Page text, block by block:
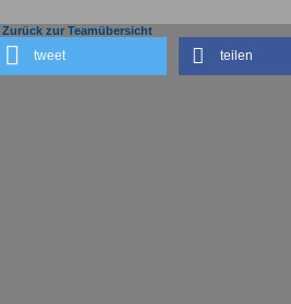
Zurück zur Teamübersicht
tweet teilen